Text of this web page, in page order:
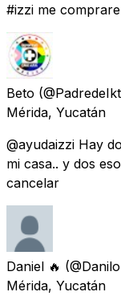
#izzi me
Beto
Mérida, Yucatán
@ayudaizzi Hay
mi casa.. y dos
cancelar
Daniel 🔥
Mérida, Yucatán